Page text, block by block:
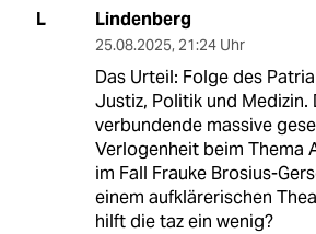
L Lindenberg
25.08.2025, 21:24 Uhr
Das Urteil: Folge des
Justiz, Politik und Medizin.
verbundende massive
Verlogenheit beim Thema
im Fall Frauke Brosius-
einem aufklärerischen
hilft die taz ein wenig?